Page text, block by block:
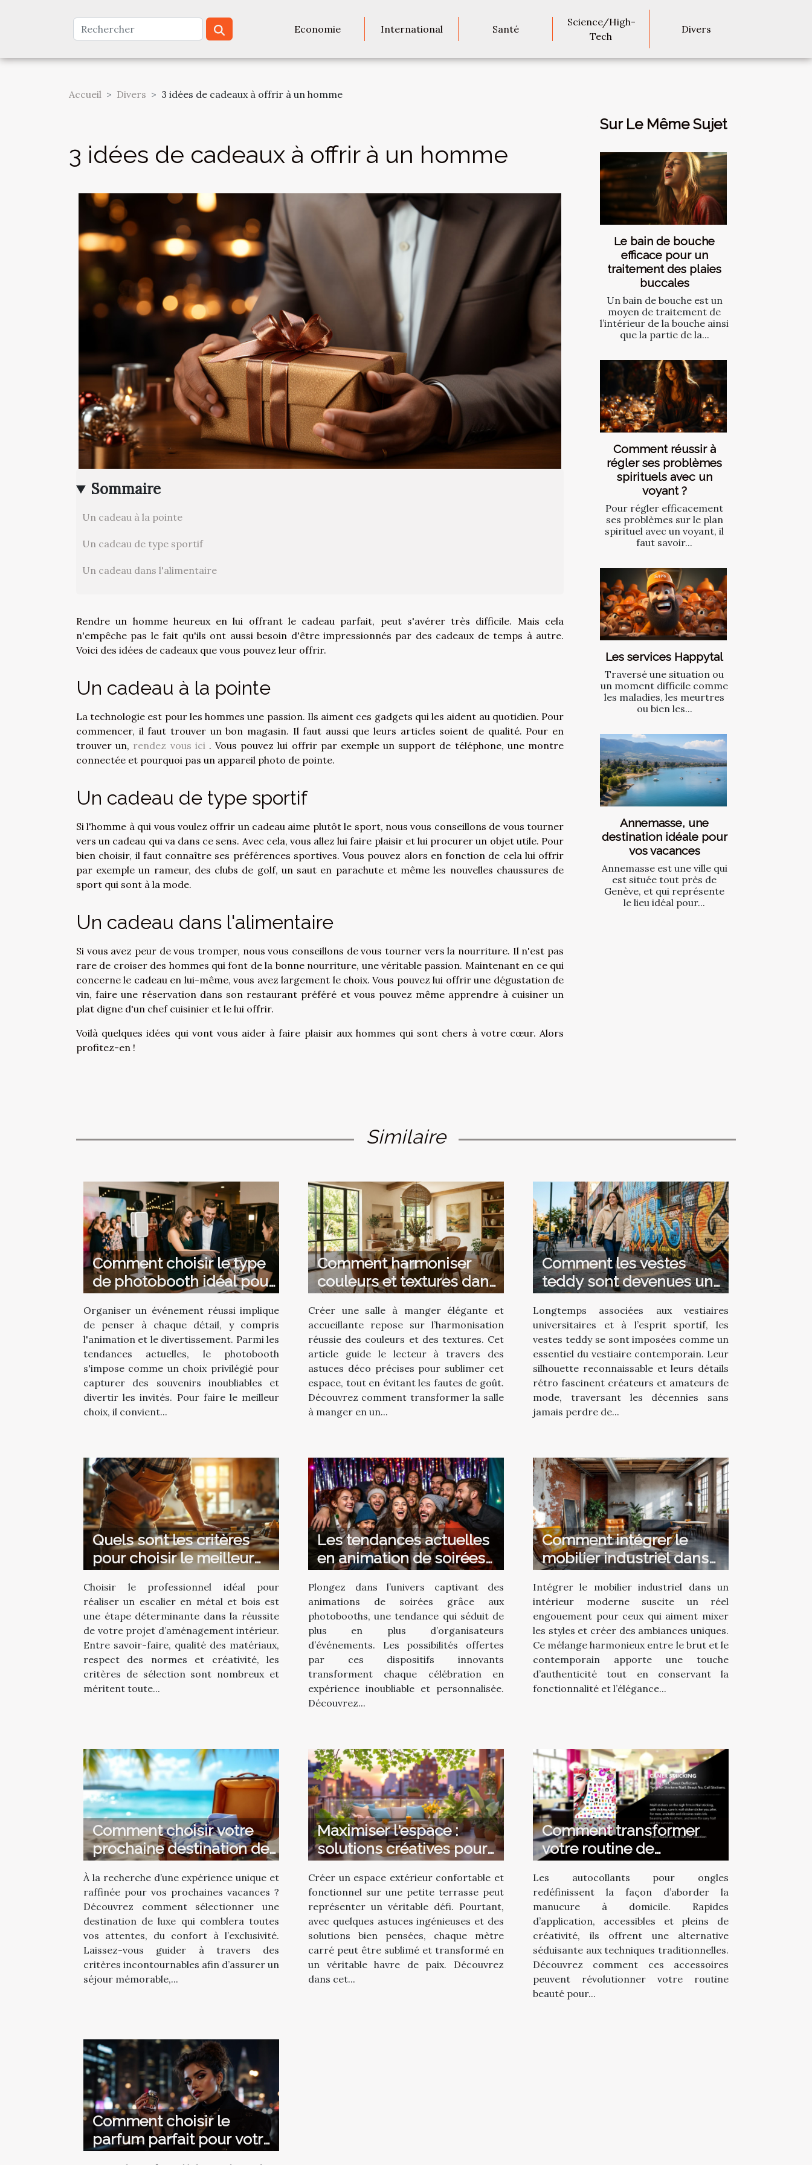
Economie International Santé
Science/High-
Tech
Divers
Accueil Divers 3 idées de cadeaux à offrir à un homme
3 idées de cadeaux à offrir à un homme
Sommaire
Un cadeau à la pointe
Un cadeau de type sportif
Un cadeau dans l'alimentaire
Rendre un homme heureux en lui offrant le cadeau parfait, peut s'avérer très difficile. Mais cela
n'empêche pas le fait qu'ils ont aussi besoin d'être impressionnés par des cadeaux de temps à autre.
Voici des idées de cadeaux que vous pouvez leur offrir.
Un cadeau à la pointe
La technologie est pour les hommes une passion. Ils aiment ces gadgets qui les aident au quotidien. Pour
commencer, il faut trouver un bon magasin. Il faut aussi que leurs articles soient de qualité. Pour en
trouver un, rendez vous ici. Vous pouvez lui offrir par exemple un support de téléphone, une montre
connectée et pourquoi pas un appareil photo de pointe.
Un cadeau de type sportif
Si l'homme à qui vous voulez offrir un cadeau aime plutôt le sport, nous vous conseillons de vous tourner
vers un cadeau qui va dans ce sens. Avec cela, vous allez lui faire plaisir et lui procurer un objet utile. Pour
bien choisir, il faut connaître ses préférences sportives. Vous pouvez alors en fonction de cela lui offrir
par exemple un rameur, des clubs de golf, un saut en parachute et même les nouvelles chaussures de
sport qui sont à la mode.
Un cadeau dans l'alimentaire
Si vous avez peur de vous tromper, nous vous conseillons de vous tourner vers la nourriture. Il n'est pas
rare de croiser des hommes qui font de la bonne nourriture, une véritable passion. Maintenant en ce qui
concerne le cadeau en lui-même, vous avez largement le choix. Vous pouvez lui offrir une dégustation de
vin, faire une réservation dans son restaurant préféré et vous pouvez même apprendre à cuisiner un
plat digne d'un chef cuisinier et le lui offrir.
Voilà quelques idées qui vont vous aider à faire plaisir aux hommes qui sont chers à votre cœur. Alors
profitez-en !
Sur Le Même Sujet
Le bain de bouche
efficace pour un
traitement des plaies
buccales
Un bain de bouche est un
moyen de traitement de
l’intérieur de la bouche ainsi
que la partie de la...
Comment réussir à
régler ses problèmes
spirituels avec un
voyant ?
Pour régler efficacement
ses problèmes sur le plan
spirituel avec un voyant, il
faut savoir...
Les services Happytal
Traversé une situation ou
un moment difficile comme
les maladies, les meurtres
ou bien les...
Annemasse, une
destination idéale pour
vos vacances
Annemasse est une ville qui
est située tout près de
Genève, et qui représente
le lieu idéal pour...
Similaire
Comment choisir le type
de photobooth idéal pour
votre événement ?
Organiser un événement réussi implique
de penser à chaque détail, y compris
l'animation et le divertissement. Parmi les
tendances actuelles, le photobooth
s'impose comme un choix privilégié pour
capturer des souvenirs inoubliables et
divertir les invités. Pour faire le meilleur
choix, il convient...
Comment harmoniser
couleurs et textures dans
votre salle à manger ?
Créer une salle à manger élégante et
accueillante repose sur l’harmonisation
réussie des couleurs et des textures. Cet
article guide le lecteur à travers des
astuces déco précises pour sublimer cet
espace, tout en évitant les fautes de goût.
Découvrez comment transformer la salle
à manger en un...
Comment les vestes
teddy sont devenues un
incontournable de la
mode ?
Longtemps associées aux vestiaires
universitaires et à l’esprit sportif, les
vestes teddy se sont imposées comme un
essentiel du vestiaire contemporain. Leur
silhouette reconnaissable et leurs détails
rétro fascinent créateurs et amateurs de
mode, traversant les décennies sans
jamais perdre de...
Quels sont les critères
pour choisir le meilleur
professionnel pour votre
escalier en métal et bois ?
Choisir le professionnel idéal pour
réaliser un escalier en métal et bois est
une étape déterminante dans la réussite
de votre projet d’aménagement intérieur.
Entre savoir-faire, qualité des matériaux,
respect des normes et créativité, les
critères de sélection sont nombreux et
méritent toute...
Les tendances actuelles
en animation de soirées
avec photobooth
Plongez dans l’univers captivant des
animations de soirées grâce aux
photobooths, une tendance qui séduit de
plus en plus d’organisateurs
d’événements. Les possibilités offertes
par ces dispositifs innovants
transforment chaque célébration en
expérience inoubliable et personnalisée.
Découvrez...
Comment intégrer le
mobilier industriel dans
un intérieur moderne ?
Intégrer le mobilier industriel dans un
intérieur moderne suscite un réel
engouement pour ceux qui aiment mixer
les styles et créer des ambiances uniques.
Ce mélange harmonieux entre le brut et le
contemporain apporte une touche
d’authenticité tout en conservant la
fonctionnalité et l’élégance...
Comment choisir votre
prochaine destination de
vacances de luxe ?
À la recherche d’une expérience unique et
raffinée pour vos prochaines vacances ?
Découvrez comment sélectionner une
destination de luxe qui comblera toutes
vos attentes, du confort à l’exclusivité.
Laissez-vous guider à travers des
critères incontournables afin d’assurer un
séjour mémorable,...
Maximiser l'espace :
solutions créatives pour
petites terrasses
Créer un espace extérieur confortable et
fonctionnel sur une petite terrasse peut
représenter un véritable défi. Pourtant,
avec quelques astuces ingénieuses et des
solutions bien pensées, chaque mètre
carré peut être sublimé et transformé en
un véritable havre de paix. Découvrez
dans cet...
Comment transformer
votre routine de
manucure avec des
autocollants ?
Les autocollants pour ongles
redéfinissent la façon d’aborder la
manucure à domicile. Rapides
d’application, accessibles et pleins de
créativité, ils offrent une alternative
séduisante aux techniques traditionnelles.
Découvrez comment ces accessoires
peuvent révolutionner votre routine
beauté pour...
Comment choisir le
parfum parfait pour votre
style de vie urbain ?